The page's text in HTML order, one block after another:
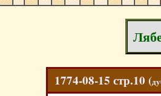
1774-08-15 стр.10 (